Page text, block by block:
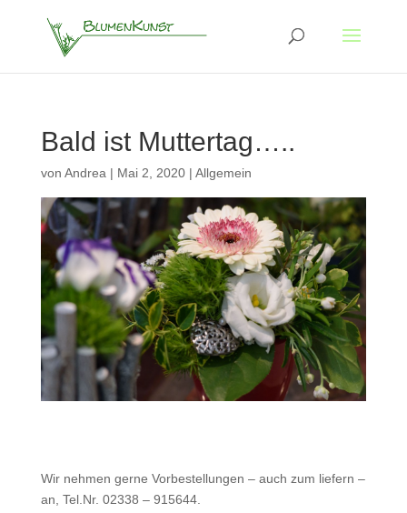
Bald ist Muttertag…..
von Andrea | Mai 2, 2020| Allgemein
Wir nehmen gerne Vorbestellungen – auch zum liefern –
an, Tel.Nr. 02338 – 915644.